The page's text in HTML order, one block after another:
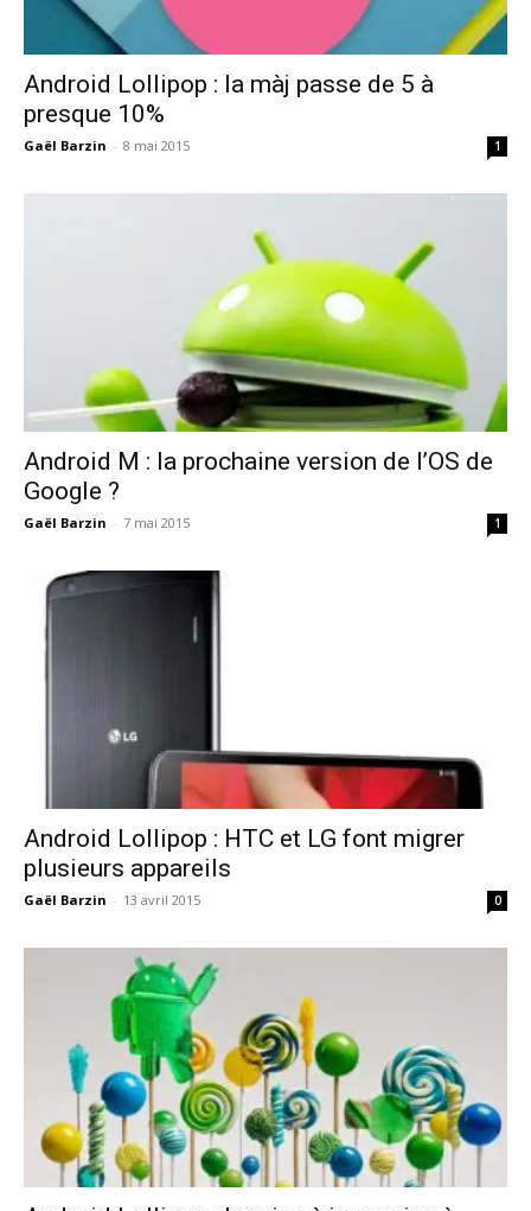
Android Lollipop : la màj passe de 5 à
presque 10%
Gaël Barzin - 8 mai 2015 1
Android M : la prochaine version de l’OS de
Google ?
Gaël Barzin - 7 mai 2015 1
Android Lollipop : HTC et LG font migrer
plusieurs appareils
Gaël Barzin - 13 avril 2015 0